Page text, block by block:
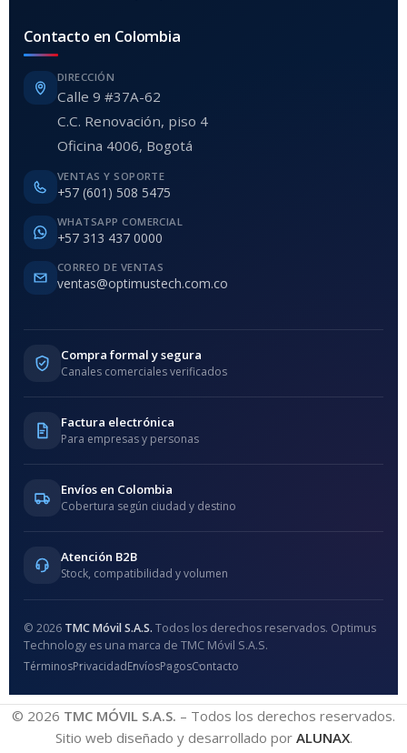
Contacto en Colombia
DIRECCIÓN
Calle 9 #37A-62
C.C. Renovación, piso 4
Oficina 4006, Bogotá
VENTAS Y SOPORTE
+57 (601) 508 5475
WHATSAPP COMERCIAL
+57 313 437 0000
CORREO DE VENTAS
ventas@optimustech.com.co
Compra formal y segura
Canales comerciales verificados
Factura electrónica
Para empresas y personas
Envíos en Colombia
Cobertura según ciudad y destino
Atención B2B
Stock, compatibilidad y volumen
© 2026 TMC Móvil S.A.S. Todos los derechos reservados. Optimus
Technology es una marca de TMC Móvil S.A.S.
TérminosPrivacidadEnvíosPagosContacto
© 2026 TMC MÓVIL S.A.S. – Todos los derechos reservados.
Sitio web diseñado y desarrollado por ALUNAX.